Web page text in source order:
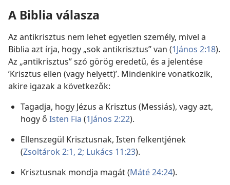
A Biblia válasza
Az antikrisztus nem lehet egyetlen személy, mivel a
Biblia azt írja, hogy „sok antikrisztus” van (1János 2:18).
Az „antikrisztus” szó görög eredetű, és a jelentése
’Krisztus ellen (vagy helyett)’. Mindenkire vonatkozik,
akire igazak a következők:
Tagadja, hogy Jézus a Krisztus (Messiás), vagy azt,
hogy ő Isten Fia (1János 2:22).
Ellenszegül Krisztusnak, Isten felkentjének
(Zsoltárok 2:1, 2; Lukács 11:23).
Krisztusnak mondja magát (Máté 24:24).